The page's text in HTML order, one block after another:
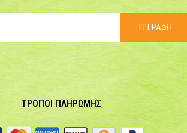
ΕΓΓΡΑΦΗ
ΤΡΟΠΟΙ ΠΛΗΡΩΜΗΣ